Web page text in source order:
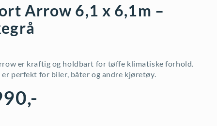
Arrow 6,1 x 6,1m –
er kraftig og holdbart for tøffe klimatiske forhold.
perfekt for biler, båter og andre kjøretøy.
,-